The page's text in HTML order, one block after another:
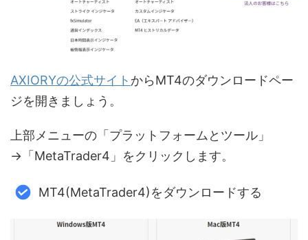
AXIORYの公式サイト からMT4のダウンロードペー
ジを開きましょう。
上部メニューの「プラットフォームとツール」
→「MetaTrader4」をクリックします。
MT4(MetaTrader4)をダウンロードする